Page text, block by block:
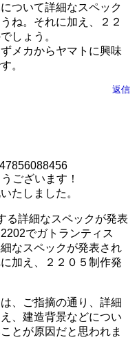
ついて詳細なスペック
ね。それに加え、２２
しょう。
メカからヤマトに興味
。
返信
ございます！
たしました。
る詳細なスペックが発表
でガトランティス
なスペックが発表され
加え、２２０５制作発
、ご指摘の通り、詳細
、建造背景などについ
とが原因だと思われま